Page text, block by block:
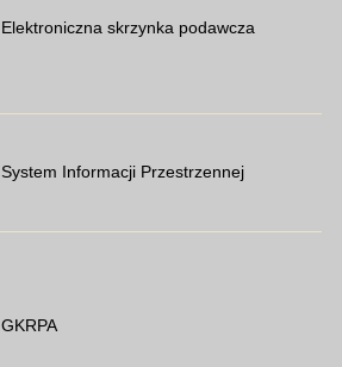
Elektroniczna skrzynka podawcza
System Informacji Przestrzennej
GKRPA